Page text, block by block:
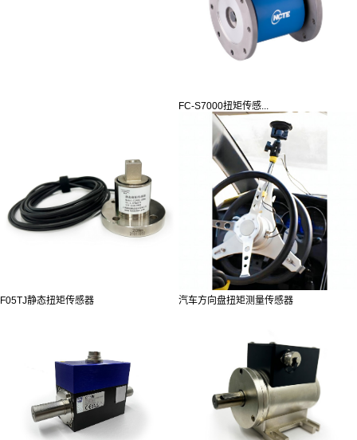
FC-S7000扭矩传感...
F05TJ静态扭矩传感器 汽车方向盘扭矩测量传感器